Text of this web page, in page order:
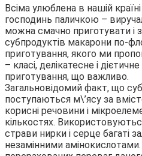
Всіма улюблена в нашій
господинь паличкою –
можна смачно приготувати і
субпродуктів макарони по-
приготування, якого ми
– класі, делікатесне і
приготування, що важливо.
Загальновідомий факт, що
поступаються м\’ясу за
корисні речовини і
кількостях.
страви нирки і серце багаті
незамінними